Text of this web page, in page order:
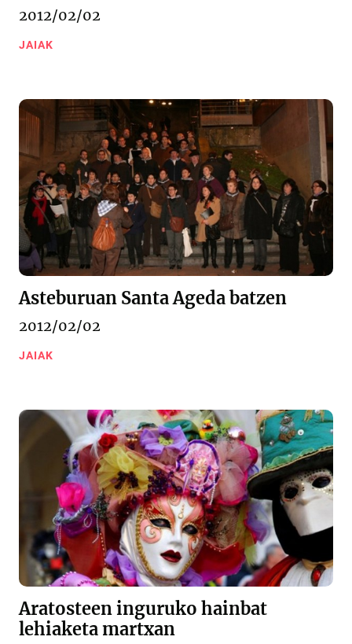
2012/02/02
JAIAK
Asteburuan Santa Ageda batzen
2012/02/02
JAIAK
Aratosteen inguruko hainbat
lehiaketa martxan